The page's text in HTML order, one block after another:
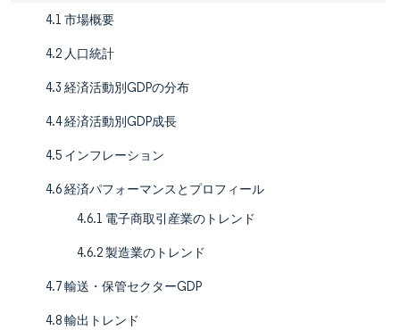
4.1 市場概要
4.2 人口統計
4.3 経済活動別GDPの分布
4.4 経済活動別GDP成長
4.5 インフレーション
4.6 経済パフォーマンスとプロフィール
4.6.1 電子商取引産業のトレンド
4.6.2 製造業のトレンド
4.7 輸送・保管セクターGDP
4.8 輸出トレンド